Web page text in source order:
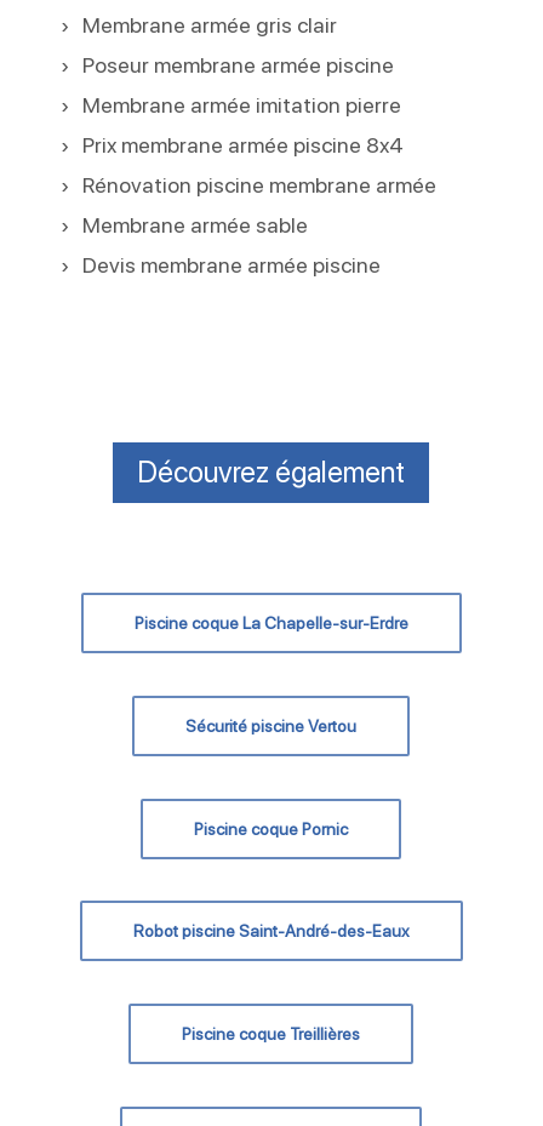
Membrane armée gris clair
Poseur membrane armée piscine
Membrane armée imitation pierre
Prix membrane armée piscine 8x4
Rénovation piscine membrane armée
Membrane armée sable
Devis membrane armée piscine
Découvrez également
Piscine coque La Chapelle-sur-Erdre
Sécurité piscine Vertou
Piscine coque Pornic
Robot piscine Saint-André-des-Eaux
Piscine coque Treillières